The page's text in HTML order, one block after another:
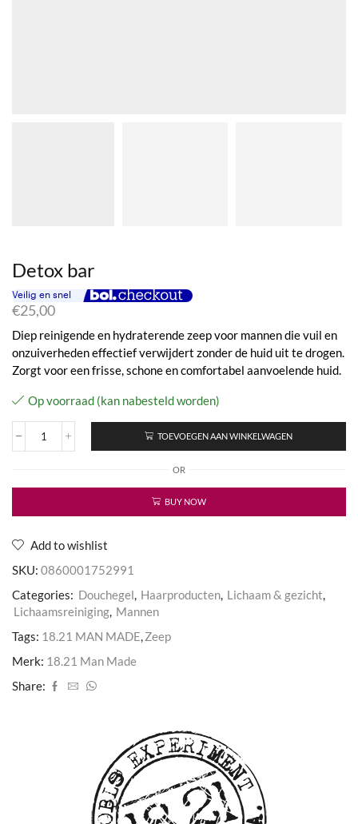
Detox bar
€25,00
Diep reinigende en hydraterende zeep voor mannen die vuil en
onzuiverheden effectief verwijdert zonder de huid uit te drogen.
Zorgt voor een frisse, schone en comfortabel aanvoelende huid.
Op voorraad (kan nabesteld worden)
Detox
TOEVOEGEN AAN WINKELWAGEN
OR
BUY NOW
Add to wishlist
SKU: 0860001752991
Categories: Douchegel, Haarproducten, Lichaam & gezicht,
Lichaamsreiniging, Mannen
Tags: 18.21 MAN MADE,Zeep
Merk: 18.21 Man Made
Share: